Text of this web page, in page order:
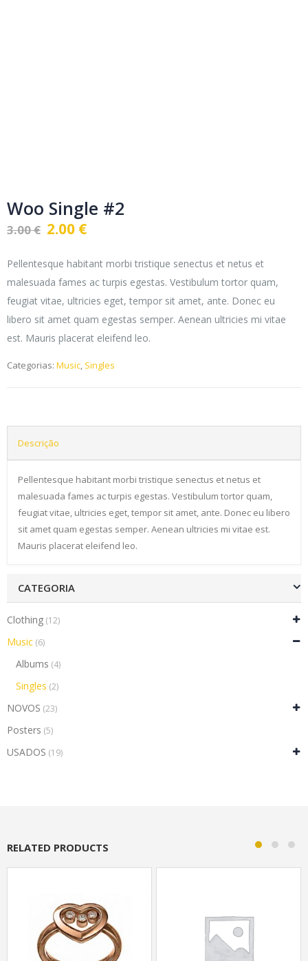
Woo Single #2
3.00€ O
original
era:
3.00 €.
2.00 €O
atual
é:
2.00 €.
Pellentesque habitant morbi tristique senectus et netus et
malesuada fames ac turpis egestas. Vestibulum tortor quam,
feugiat vitae, ultricies eget, tempor sit amet, ante. Donec eu
libero sit amet quam egestas semper. Aenean ultricies mi vitae
est. Mauris placerat eleifend leo.
Categorias: Music, Singles
Descrição
Pellentesque habitant morbi tristique senectus et netus et
malesuada fames ac turpis egestas. Vestibulum tortor quam,
feugiat vitae, ultricies eget, tempor sit amet, ante. Donec eu libero
sit amet quam egestas semper. Aenean ultricies mi vitae est.
Mauris placerat eleifend leo.
CATEGORIA
Clothing (12)
Music (6)
Albums (4)
Singles (2)
NOVOS (23)
Posters (5)
USADOS (19)
RELATED PRODUCTS